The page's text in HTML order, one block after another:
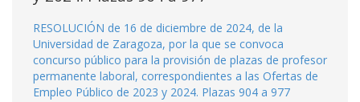
RESOLUCIÓN de 16 de diciembre de 2024, de la
Universidad de Zaragoza, por la que se convoca
concurso público para la provisión de plazas de profesor
permanente laboral, correspondientes a las Ofertas de
Empleo Público de 2023 y 2024. Plazas 904 a 977